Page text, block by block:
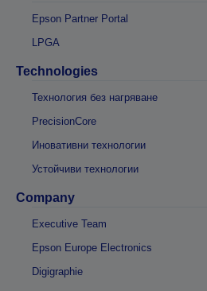
Epson Partner Portal
LPGA
Technologies
Технология без нагряване
PrecisionCore
Иновативни технологии
Устойчиви технологии
Company
Executive Team
Epson Europe Electronics
Digigraphie